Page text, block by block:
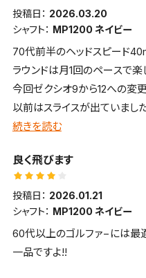
投稿日： 2026.03.20
シャフト： MP1200 ネイビー
70代前半のヘッドスピード
ラウンドは月1回のペースで楽
今回ゼクシオ9から12への変更
以前はスライスが出ていまし
新機能により高弾道で芯の広さ
しています。
続きを読む
良く飛びます
投稿日： 2026.01.21
シャフト： MP1200 ネイビー
60代以上のゴルファ−には最
一品ですよ!!